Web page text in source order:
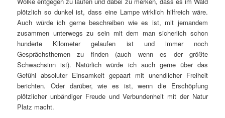
plötzlich so dunkel ist, dass eine Lampe wirklich hilfreich wäre.
Auch würde ich gerne beschreiben wie es ist, mit jemandem
zusammen unterwegs zu sein mit dem man sicherlich schon
hunderte Kilometer gelaufen ist und immer noch
Gesprächsthemen zu finden (auch wenn es der größte
Schwachsinn ist). Natürlich würde ich auch gerne über das
Gefühl absoluter Einsamkeit gepaart mit unendlicher Freiheit
berichten. Oder darüber, wie es ist, wenn die Erschöpfung
plötzlicher unbändiger Freude und Verbundenheit mit der Natur
Platz macht.